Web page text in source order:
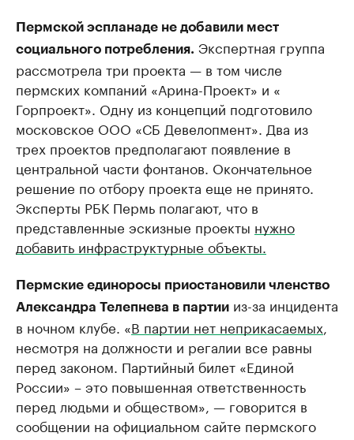
Пермской эспланаде не добавили мест
социального потребления. Экспертная группа
рассмотрела три проекта — в том числе
пермских компаний «Арина-Проект» и «​
Горпроект». Одну из концепций подготовило
московское ООО «СБ Девелопмент». Два из
трех проектов предполагают появление в
центральной части фонтанов. Окончательное
решение по отбору проекта еще не принято.​​
Эксперты РБК Пермь полагают, что в
представленные эскизные проекты нужно
добавить инфраструктурные объекты.
Пермские единоросы приостановили членство
Александра Телепнева в партии из-за инцидента
в ночном клубе. «В партии нет неприкасаемых
несмотря на должности и регалии все равны
перед законом. Партийный билет «Единой
России» – это повышенная ответственность
перед людьми и обществом», — говорится в
сообщении на официальном сайте пермского